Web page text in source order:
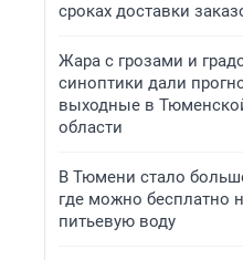
сроках доставки
Жара с грозами и
синоптики дали
выходные в
области
В Тюмени стало
где можно бесплатно
питьевую воду